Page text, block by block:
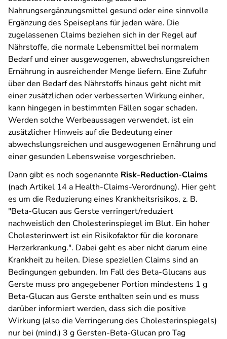
Nahrungsergänzungsmittel gesund oder eine sinnvolle
Ergänzung des Speiseplans für jeden wäre. Die
zugelassenen Claims beziehen sich in der Regel auf
Nährstoffe, die normale Lebensmittel bei normalem
Bedarf und einer ausgewogenen, abwechslungsreichen
Ernährung in ausreichender Menge liefern. Eine Zufuhr
über den Bedarf des Nährstoffs hinaus geht nicht mit
einer zusätzlichen oder verbesserten Wirkung einher,
kann hingegen in bestimmten Fällen sogar schaden.
Werden solche Werbeaussagen verwendet, ist ein
zusätzlicher Hinweis auf die Bedeutung einer
abwechslungsreichen und ausgewogenen Ernährung und
einer gesunden Lebensweise vorgeschrieben.
Dann gibt es noch sogenannte Risk-Reduction-Claims
(nach Artikel 14 a Health-Claims-Verordnung). Hier geht
es um die Reduzierung eines Krankheitsrisikos, z. B.
"Beta-Glucan aus Gerste verringert/reduziert
nachweislich den Cholesterinspiegel im Blut. Ein hoher
Cholesterinwert ist ein Risikofaktor für die koronare
Herzerkrankung.". Dabei geht es aber nicht darum eine
Krankheit zu heilen. Diese speziellen Claims sind an
Bedingungen gebunden. Im Fall des Beta-Glucans aus
Gerste muss pro angegebener Portion mindestens 1 g
Beta-Glucan aus Gerste enthalten sein und es muss
darüber informiert werden, dass sich die positive
Wirkung (also die Verringerung des Cholesterinspiegels)
nur bei (mind.) 3 g Gersten-Beta-Glucan pro Tag